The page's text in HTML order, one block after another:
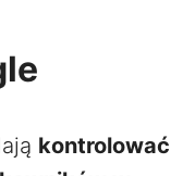
kontrolować